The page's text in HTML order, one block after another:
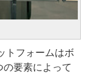
トフォームはボ
要素によって